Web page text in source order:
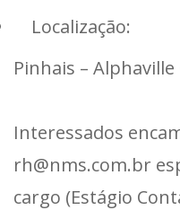
Localização:
Pinhais – Alphaville
Interessados
rh@nms.com.br
cargo (Estágio